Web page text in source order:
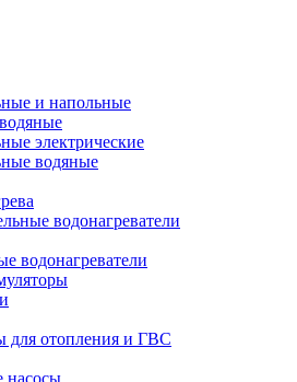
и напольные
электрические
водяные
водонагреватели
водонагреватели
для отопления и ГВС
насосы